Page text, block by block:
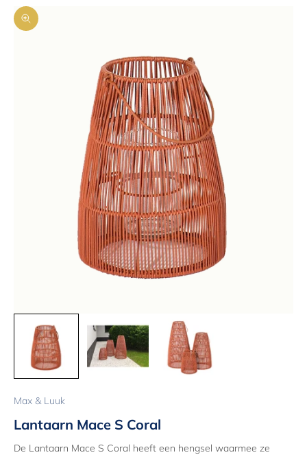
In-/uitzoomen
Max & Luuk
Lantaarn Mace S Coral
De Lantaarn Mace S Coral heeft een hengsel waarmee ze